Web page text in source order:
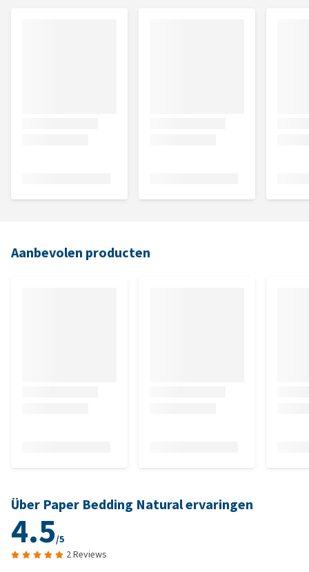
Aanbevolen producten
Über Paper Bedding Natural ervaringen
4.5/5
2 Reviews